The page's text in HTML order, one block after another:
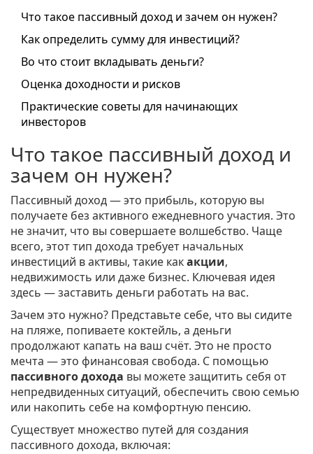
Что такое пассивный доход и зачем он нужен?
Как определить сумму для инвестиций?
Во что стоит вкладывать деньги?
Оценка доходности и рисков
Практические советы для начинающих
инвесторов
Что такое пассивный доход и
зачем он нужен?
Пассивный доход — это прибыль, которую вы
получаете без активного ежедневного участия. Это
не значит, что вы совершаете волшебство. Чаще
всего, этот тип дохода требует начальных
инвестиций в активы, такие какакции,
недвижимость или даже бизнес. Ключевая идея
здесь — заставить деньги работать на вас.
Зачем это нужно? Представьте себе, что вы сидите
на пляже, попиваете коктейль, а деньги
продолжают капать на ваш счёт. Это не просто
мечта — это финансовая свобода. С помощью
пассивного дохода вы можете защитить себя от
непредвиденных ситуаций, обеспечить свою семью
или накопить себе на комфортную пенсию.
Существует множество путей для создания
пассивного дохода, включая: